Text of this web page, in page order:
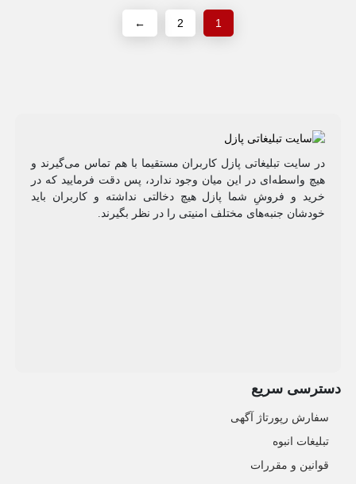
1
2
←
در سایت تبلیغاتی پازل کاربران مستقیما با هم تماس می‌گیرند و
هیچ واسطه‌ای در این میان وجود ندارد، پس دقت فرمایید که در
خرید و فروشِ شما پازل هیچ دخالتی نداشته و کاربران باید
خودشان جنبه‌های مختلف امنیتی را در نظر بگیرند.
دسترسی سریع
سفارش رپورتاژ آگهی
تبلیغات انبوه
قوانین و مقررات